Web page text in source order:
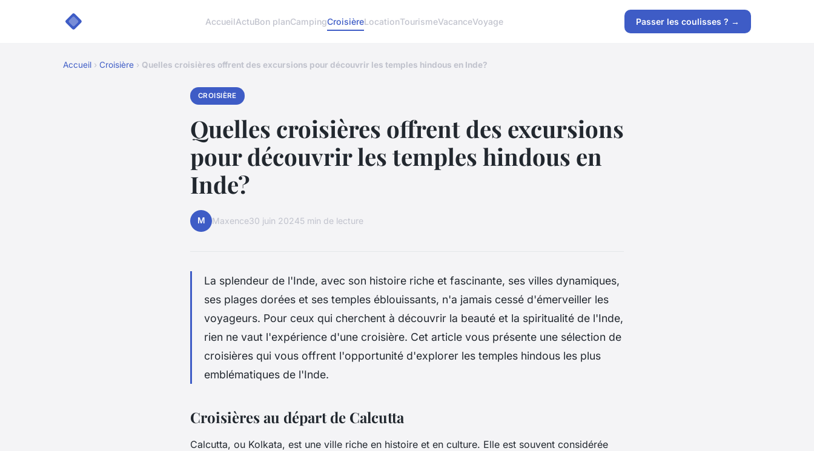
AccueilActuBon planCampingCroisièreLocationTourismeVacanceVoyage Passer les coulisses ? →
Accueil › Croisière › Quelles croisières offrent des excursions pour découvrir les temples hindous en Inde?
CROISIÈRE
Quelles croisières offrent des excursions
pour découvrir les temples hindous en
Inde?
M Maxence30 juin 20245 min de lecture
La splendeur de l'Inde, avec son histoire riche et fascinante, ses villes dynamiques,
ses plages dorées et ses temples éblouissants, n'a jamais cessé d'émerveiller les
voyageurs. Pour ceux qui cherchent à découvrir la beauté et la spiritualité de l'Inde,
rien ne vaut l'expérience d'une croisière. Cet article vous présente une sélection de
croisières qui vous offrent l'opportunité d'explorer les temples hindous les plus
emblématiques de l'Inde.
Croisières au départ de Calcutta
Calcutta, ou Kolkata, est une ville riche en histoire et en culture. Elle est souvent considérée